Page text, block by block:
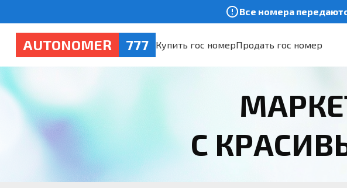
Все номера
AUTONOMER 777 Купить гос номерПродать гос номер
С